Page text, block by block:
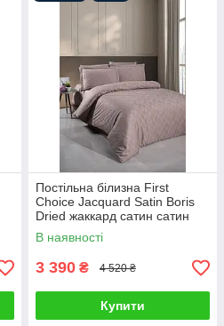
Постільна білизна First
Choice Jacquard Satin Boris
Dried жаккард сатин сатин
Туреччина 200х220см
В наявності
3 390 ₴ 4 520 ₴
Купити